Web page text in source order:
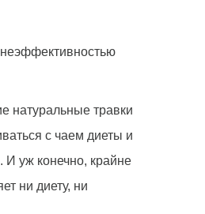
неэффективностью
натуральные травки
с чаем диеты и
уж конечно, крайне
ни диету, ни